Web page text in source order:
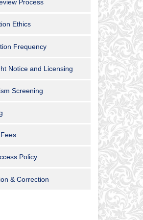
Process
Ethics
Frequency
Notice and Licensing
Screening
Policy
& Correction